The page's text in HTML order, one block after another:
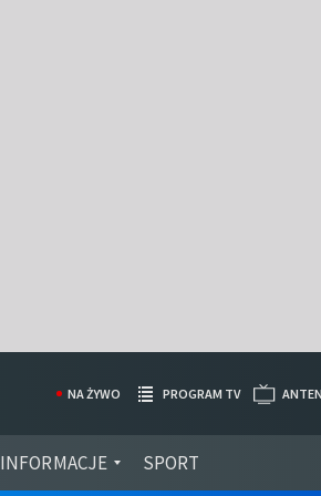
INFORMACJE SPORT
NA ŻYWO PROGRAM TV